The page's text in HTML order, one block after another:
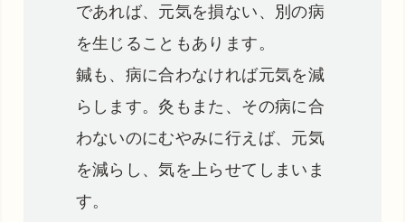
であれば、元気を損ない、別の病
を生じることもあります。
鍼も、病に合わなければ元気を減
らします。灸もまた、その病に合
わないのにむやみに行えば、元気
を減らし、気を上らせてしまいま
す。